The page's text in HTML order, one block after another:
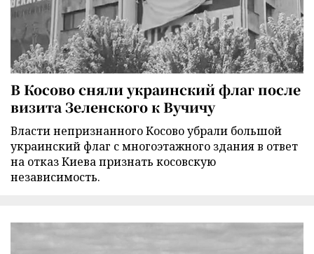
В Косово сняли украинский флаг после
визита Зеленского к Вучичу
Власти непризнанного Косово убрали большой
украинский флаг с многоэтажного здания в ответ
на отказ Киева признать косовскую
независимость.